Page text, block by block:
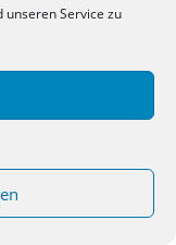
unseren Service zu